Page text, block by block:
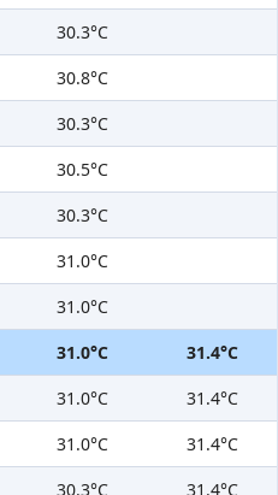
30.3°C
30.8°C
30.3°C
30.5°C
30.3°C
31.0°C
31.0°C
31.0°C
31.4°C
31.0°C
31.4°C
31.0°C
31.4°C
30.3°C 31.4°C